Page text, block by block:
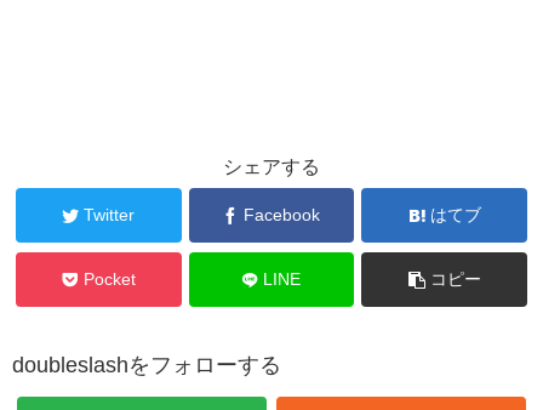
シェアする
Twitter Facebook はてブ
Pocket LINE コピー
doubleslashをフォローする